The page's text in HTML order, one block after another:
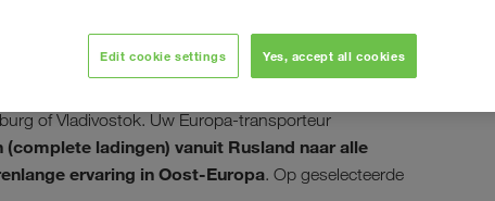
naar Rusland
goederen in de gehele Russische Federatie. In
of Vladivostok. Uw Europa-transporteur
ladingen) vanuit Rusland naar alle
ervaring in Oost-Europa. Op geselecteerde
Edit cookie settings Yes, accept all cookies